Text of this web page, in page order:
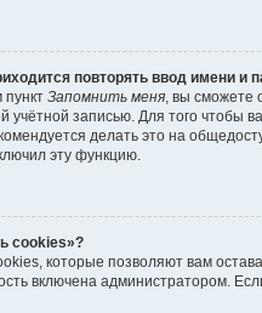
повторять ввод имени и
Запомнить меня , вы сможете
учётной записью. Для того
делать это на
эту функцию.
cookies»?
которые позволяют вам
включена администратором.